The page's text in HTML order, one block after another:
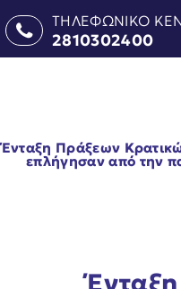
ΤΗΛΕΦΩΝΙΚΟ
2810302400
Ένταξη Πράξεων
επλήγησαν από την